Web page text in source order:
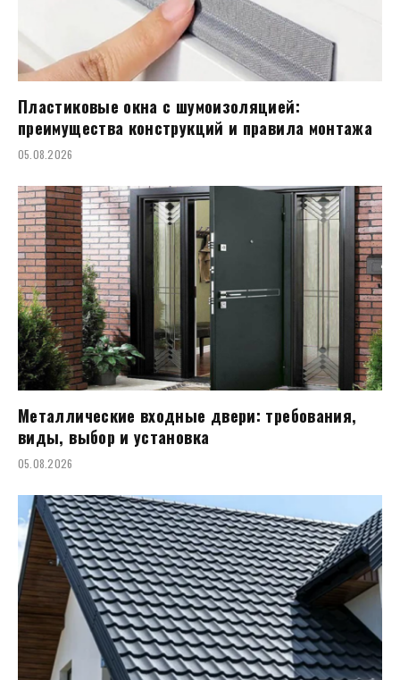
Пластиковые окна с шумоизоляцией:
преимущества конструкций и правила монтажа
05.08.2026
Металлические входные двери: требования,
виды, выбор и установка
05.08.2026